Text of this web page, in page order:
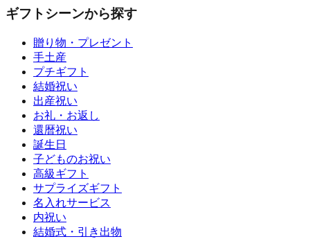
ギフトシーンから探す
贈り物・プレゼント
手土産
プチギフト
結婚祝い
出産祝い
お礼・お返し
還暦祝い
誕生日
子どものお祝い
高級ギフト
サプライズギフト
名入れサービス
内祝い
結婚式・引き出物